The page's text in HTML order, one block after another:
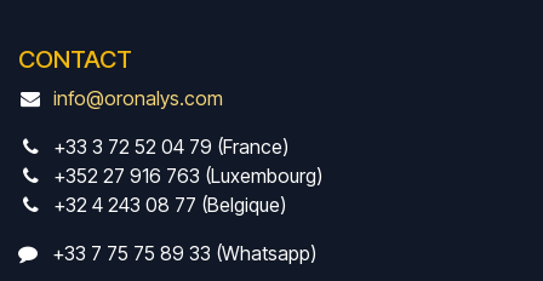
CONTACT
info@oronalys.com
+33 3 72 52 04 79 (France)
+352 27 916 763 (Luxembourg)
+32 4 243 08 77 (Belgique)
+33 7 75 75 89 33 (Whatsapp)